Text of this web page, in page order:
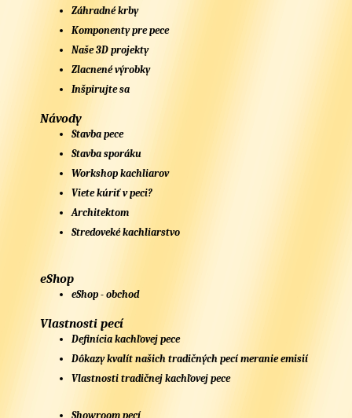
Záhradné krby
Komponenty pre pece
Naše 3D projekty
Zlacnené výrobky
Inšpirujte sa
Návody
Stavba pece
Stavba sporáku
Workshop kachliarov
Viete kúriť v peci?
Architektom
Stredoveké kachliarstvo
eShop
eShop - obchod
Vlastnosti pecí
Definícia kachľovej pece
Dôkazy kvalít našich tradičných pecí meranie emisií
Vlastnosti tradičnej kachľovej pece
Showroom pecí